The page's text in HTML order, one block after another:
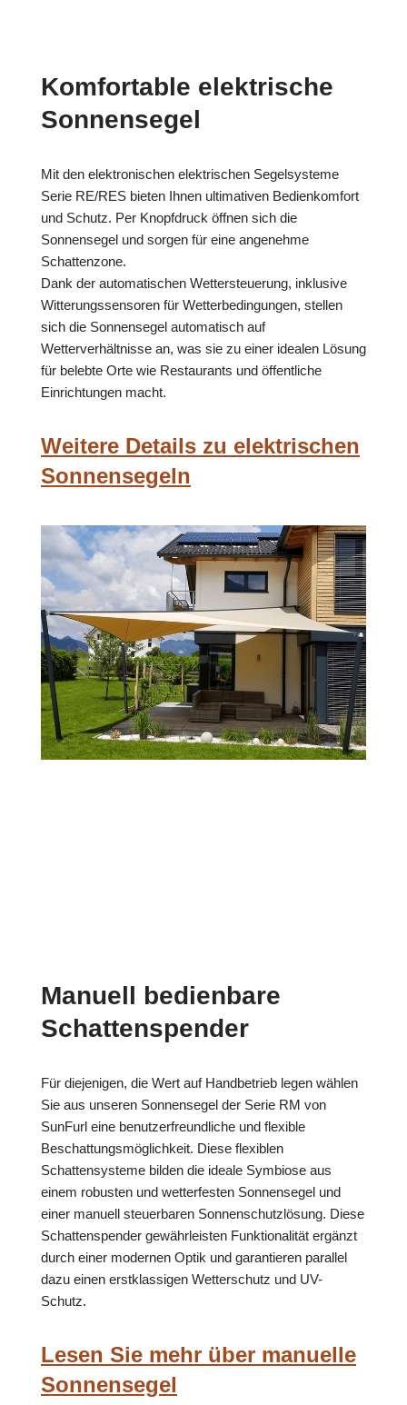
Komfortable elektrische
Sonnensegel
Mit den elektronischen elektrischen Segelsysteme
Serie RE/RES bieten Ihnen ultimativen Bedienkomfort
und Schutz. Per Knopfdruck öffnen sich die
Sonnensegel und sorgen für eine angenehme
Schattenzone.
Dank der automatischen Wettersteuerung, inklusive
Witterungssensoren für Wetterbedingungen, stellen
sich die Sonnensegel automatisch auf
Wetterverhältnisse an, was sie zu einer idealen Lösung
für belebte Orte wie Restaurants und öffentliche
Einrichtungen macht.
Weitere Details zu elektrischen
Sonnensegeln
Manuell bedienbare
Schattenspender
Für diejenigen, die Wert auf Handbetrieb legen wählen
Sie aus unseren Sonnensegel der Serie RM von
SunFurl eine benutzerfreundliche und flexible
Beschattungsmöglichkeit. Diese flexiblen
Schattensysteme bilden die ideale Symbiose aus
einem robusten und wetterfesten Sonnensegel und
einer manuell steuerbaren Sonnenschutzlösung. Diese
Schattenspender gewährleisten Funktionalität ergänzt
durch einer modernen Optik und garantieren parallel
dazu einen erstklassigen Wetterschutz und UV-
Schutz.
Lesen Sie mehr über manuelle
Sonnensegel